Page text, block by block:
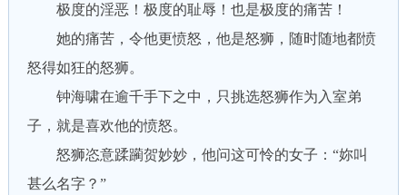
极度的淫恶！极度的耻辱！也是极度的痛苦！
她的痛苦，令他更愤怒，他是怒狮，随时随地都愤
怒得如狂的怒狮。
钟海啸在逾千手下之中，只挑选怒狮作为入室弟
子，就是喜欢他的愤怒。
怒狮恣意蹂躏贺妙妙，他问这可怜的女子：“妳叫
甚么名字？”